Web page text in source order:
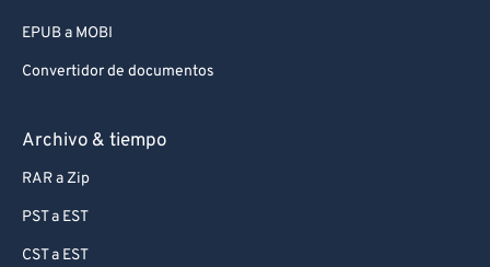
EPUB a MOBI
Convertidor de documentos
Archivo & tiempo
RAR a Zip
PST a EST
CST a EST